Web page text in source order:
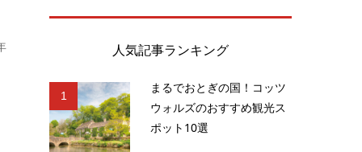
人気記事ランキング
1
まるでおとぎの国！コッツ
ウォルズのおすすめ観光ス
ポット10選